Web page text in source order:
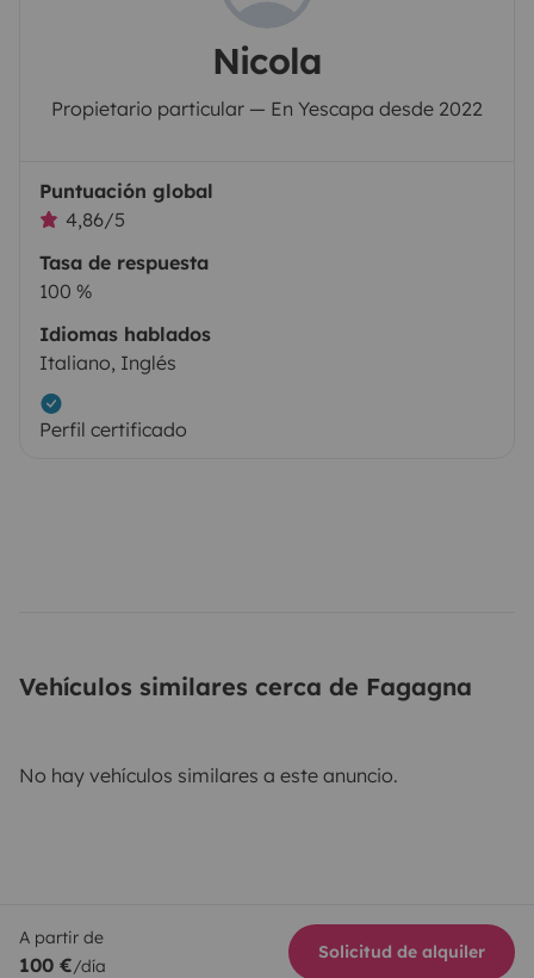
Nicola
Propietario particular — En Yescapa desde 2022
Puntuación global
4,86/5
Tasa de respuesta
100 %
Idiomas hablados
Italiano, Inglés
Perfil certificado
Vehículos similares cerca de Fagagna
No hay vehículos similares a este anuncio.
A partir de
100 €/día
Solicitud de alquiler